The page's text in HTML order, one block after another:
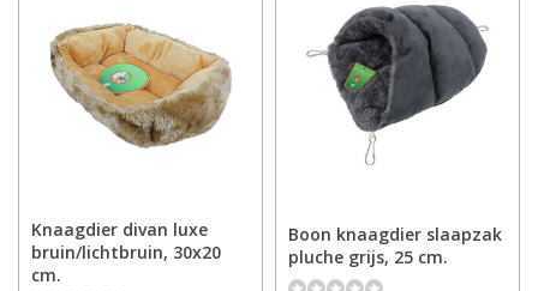
Knaagdier divan luxe
bruin/lichtbruin, 30x20
cm.
Boon knaagdier slaapzak
pluche grijs, 25 cm.